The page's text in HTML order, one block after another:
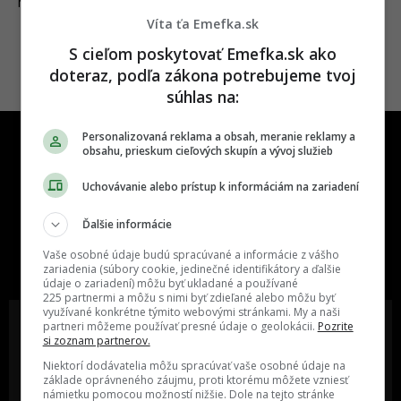
NEWS
One time najzábavnejšie miesto na
slovenskom internete, next time
najzabávnejšie miesto na svete
Oslov reklamou viac ako milión
ľudí v rôznych vekových
kategóriách a na rôznych
Vieš o niečom zaujímavom alebo
poznáš niekoho, o kom by sme
mali určite napísať?
Víta ťa Emefka.sk
S cieľom poskytovať Emefka.sk ako
doteraz, podľa zákona potrebujeme tvoj
súhlas na:
Personalizovaná reklama a obsah, meranie reklamy a
obsahu, prieskum cieľových skupín a vývoj služieb
Uchovávanie alebo prístup k informáciám na zariadení
Ďalšie informácie
Vaše osobné údaje budú spracúvané a informácie z vášho
zariadenia (súbory cookie, jedinečné identifikátory a ďalšie
údaje o zariadení) môžu byť ukladané a používané
225 partnermi a môžu s nimi byť zdieľané alebo môžu byť
využívané konkrétne týmito webovými stránkami. My a naši
partneri môžeme používať presné údaje o geolokácii. Pozrite
si zoznam partnerov.
Niektorí dodávatelia môžu spracúvať vaše osobné údaje na
základe oprávneného záujmu, proti ktorému môžete vzniesť
námietku pomocou možností nižšie. Dole na tejto stránke